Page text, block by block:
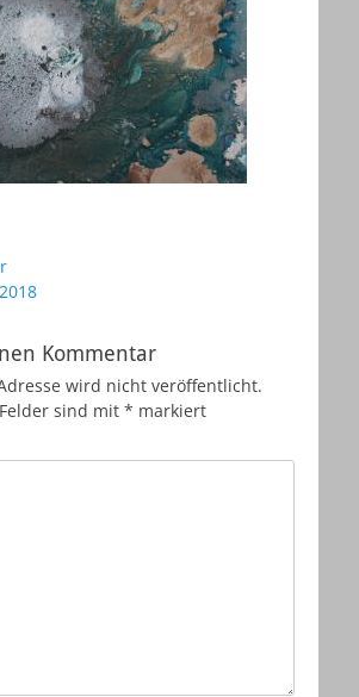
Kommentar
wird nicht veröffentlicht.
sind mit * markiert